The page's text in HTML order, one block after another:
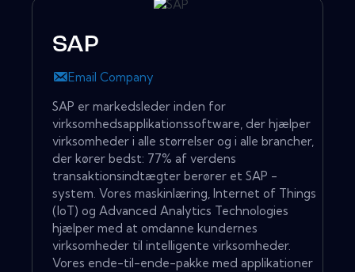
SAP
Email Company
SAP er markedsleder inden for
virksomhedsapplikationssoftware, der hjælper
virksomheder i alle størrelser og i alle brancher,
der kører bedst: 77% af verdens
transaktionsindtægter berører et SAP -
system. Vores maskinlæring, Internet of Things
(IoT) og Advanced Analytics Technologies
hjælper med at omdanne kundernes
virksomheder til intelligente virksomheder.
Vores ende-til-ende-pakke med applikationer